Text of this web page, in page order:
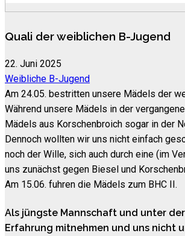
Quali der weiblichen B-Jugend
22. Juni 2025
Weibliche B-Jugend
Am 24.05. bestritten unsere Mädels der
Während unsere Mädels in der
Mädels aus Korschenbroich sogar in der
Dennoch wollten wir uns nicht einfach
noch der Wille, sich auch durch eine (im
uns zunächst gegen Biesel und
Am 15.06. fuhren die Mädels zum BHC II.
Als jüngste Mannschaft und unter
Erfahrung mitnehmen und uns nicht